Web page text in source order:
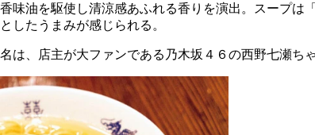
味油を駆使し清涼感あふれる香りを演出。スープ
したうまみが感じられる。
は、店主が大ファンである乃木坂４６の西野七瀬ち